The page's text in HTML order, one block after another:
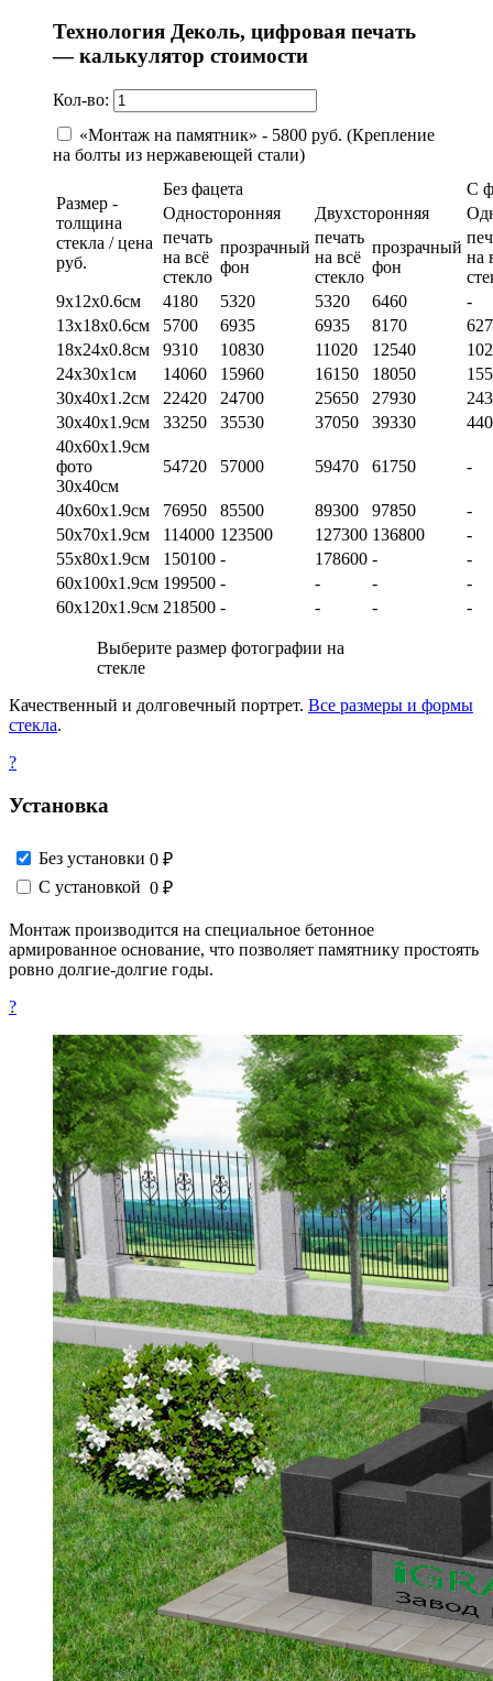
Технология Деколь, цифровая печать
— калькулятор стоимости
Кол-во:
«Монтаж на памятник» - 5800 руб. (Крепление
на болты из нержавеющей стали)
Размер -
толщина
стекла / цена
руб.
Без фацета
С
Односторонняя
Двухсторонняя
печать
на всё
стекло
прозрачный
фон
печать
на всё
стекло
прозрачный
фон
на
9х12х0.6см
4180 5320 5320 6460
-
13х18х0.6см
5700 6935 6935 8170
18х24х0.8см
9310 10830 11020 12540
24х30х1см
14060 15960 16150 18050
30х40х1.2см
22420 24700 25650 27930
30х40х1.9см
33250 35530 37050 39330
40х60х1.9см
фото
30х40см
54720 57000 59470 61750 -
40х60х1.9см 76950 85500 89300 97850
-
50х70х1.9см
114000 123500 127300 136800
-
55х80х1.9см
150100 - 178600 -
-
60х100х1.9см 199500 - - -
-
60х120х1.9см 218500 - - - -
Выберите размер фотографии на
стекле
Качественный и долговечный портрет. Все размеры и формы
стекла.
?
Установка
Без установки 0 ₽
С установкой 0 ₽
Монтаж производится на специальное бетонное
армированное основание, что позволяет памятнику простоять
ровно долгие-долгие годы.
?